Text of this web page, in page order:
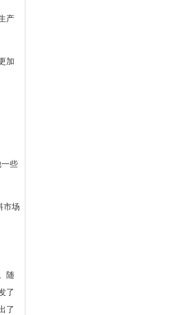
产
加
些
市场
随
了
了